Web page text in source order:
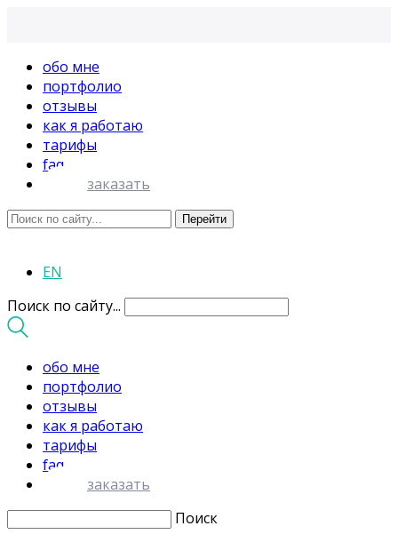
обо мне
портфолио
отзывы
как я работаю
тарифы
faq
заказать
EN
Поиск по сайту...
обо мне
портфолио
отзывы
как я работаю
тарифы
faq
заказать
Поиск